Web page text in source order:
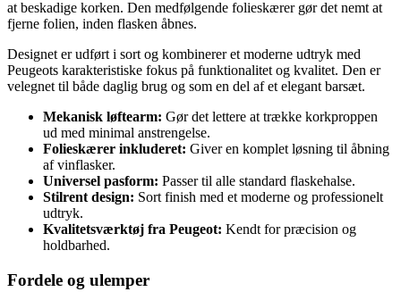
at beskadige korken. Den medfølgende folieskærer gør det nemt at
fjerne folien, inden flasken åbnes.
Designet er udført i sort og kombinerer et moderne udtryk med
Peugeots karakteristiske fokus på funktionalitet og kvalitet. Den er
velegnet til både daglig brug og som en del af et elegant barsæt.
Mekanisk løftearm: Gør det lettere at trække korkproppen
ud med minimal anstrengelse.
Folieskærer inkluderet: Giver en komplet løsning til åbning
af vinflasker.
Universel pasform: Passer til alle standard flaskehalse.
Stilrent design: Sort finish med et moderne og professionelt
udtryk.
Kvalitetsværktøj fra Peugeot: Kendt for præcision og
holdbarhed.
Fordele og ulemper